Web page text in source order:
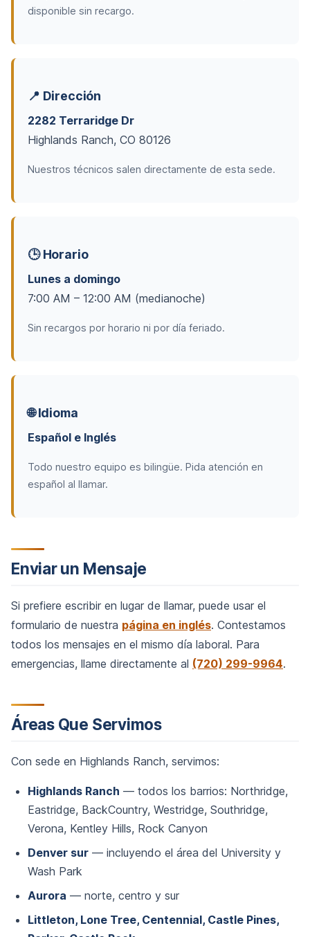
disponible sin recargo.
📍 Dirección
2282 Terraridge Dr
Highlands Ranch, CO 80126
Nuestros técnicos salen directamente de esta sede.
🕒 Horario
Lunes a domingo
7:00 AM – 12:00 AM (medianoche)
Sin recargos por horario ni por día feriado.
🌐 Idioma
Español e Inglés
Todo nuestro equipo es bilingüe. Pida atención en
español al llamar.
Enviar un Mensaje
Si prefiere escribir en lugar de llamar, puede usar el
formulario de nuestra página en inglés. Contestamos
todos los mensajes en el mismo día laboral. Para
emergencias, llame directamente al (720) 299-9964.
Áreas Que Servimos
Con sede en Highlands Ranch, servimos:
Highlands Ranch — todos los barrios: Northridge,
Eastridge, BackCountry, Westridge, Southridge,
Verona, Kentley Hills, Rock Canyon
Denver sur — incluyendo el área del University y
Wash Park
Aurora — norte, centro y sur
Littleton, Lone Tree, Centennial, Castle Pines,